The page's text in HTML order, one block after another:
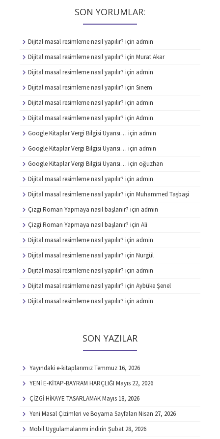
SON YORUMLAR:
Dijital masal resimleme nasıl yapılır? için admin
Dijital masal resimleme nasıl yapılır? için Murat Akar
Dijital masal resimleme nasıl yapılır? için admin
Dijital masal resimleme nasıl yapılır? için Sinem
Dijital masal resimleme nasıl yapılır? için admin
Dijital masal resimleme nasıl yapılır? için Admin
Google Kitaplar Vergi Bilgisi Uyarısı… için admin
Google Kitaplar Vergi Bilgisi Uyarısı… için admin
Google Kitaplar Vergi Bilgisi Uyarısı… için oğuzhan
Dijital masal resimleme nasıl yapılır? için admin
Dijital masal resimleme nasıl yapılır? için Muhammed Taşbaşi
Çizgi Roman Yapmaya nasıl başlanır? için admin
Çizgi Roman Yapmaya nasıl başlanır? için Ali
Dijital masal resimleme nasıl yapılır? için admin
Dijital masal resimleme nasıl yapılır? için Nurgül
Dijital masal resimleme nasıl yapılır? için admin
Dijital masal resimleme nasıl yapılır? için Aybüke Şenel
Dijital masal resimleme nasıl yapılır? için admin
SON YAZILAR
Yayındaki e-kitaplarımızTemmuz 16, 2026
YENİ E-KİTAP-BAYRAM HARÇLIĞI Mayıs 22, 2026
ÇİZGİ HİKAYE TASARLAMAKMayıs 18, 2026
Yeni Masal Çizimleri ve Boyama Sayfaları Nisan 27, 2026
Mobil Uygulamalarımı indirin Şubat 28, 2026